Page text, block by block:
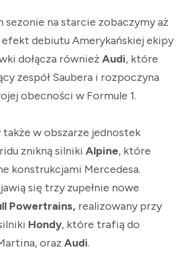
sezonie na starcie zobaczymy aż
debiutu Amerykańskiej ekipy
dołącza również Audi, które
zespół Saubera i rozpoczyna
obecności w Formule 1.
także w obszarze jednostek
znikną silniki Alpine, które
konstrukcjami Mercedesa.
się trzy zupełnie nowe
Powertrains, realizowany przy
Hondy, które trafią do
oraz Audi.